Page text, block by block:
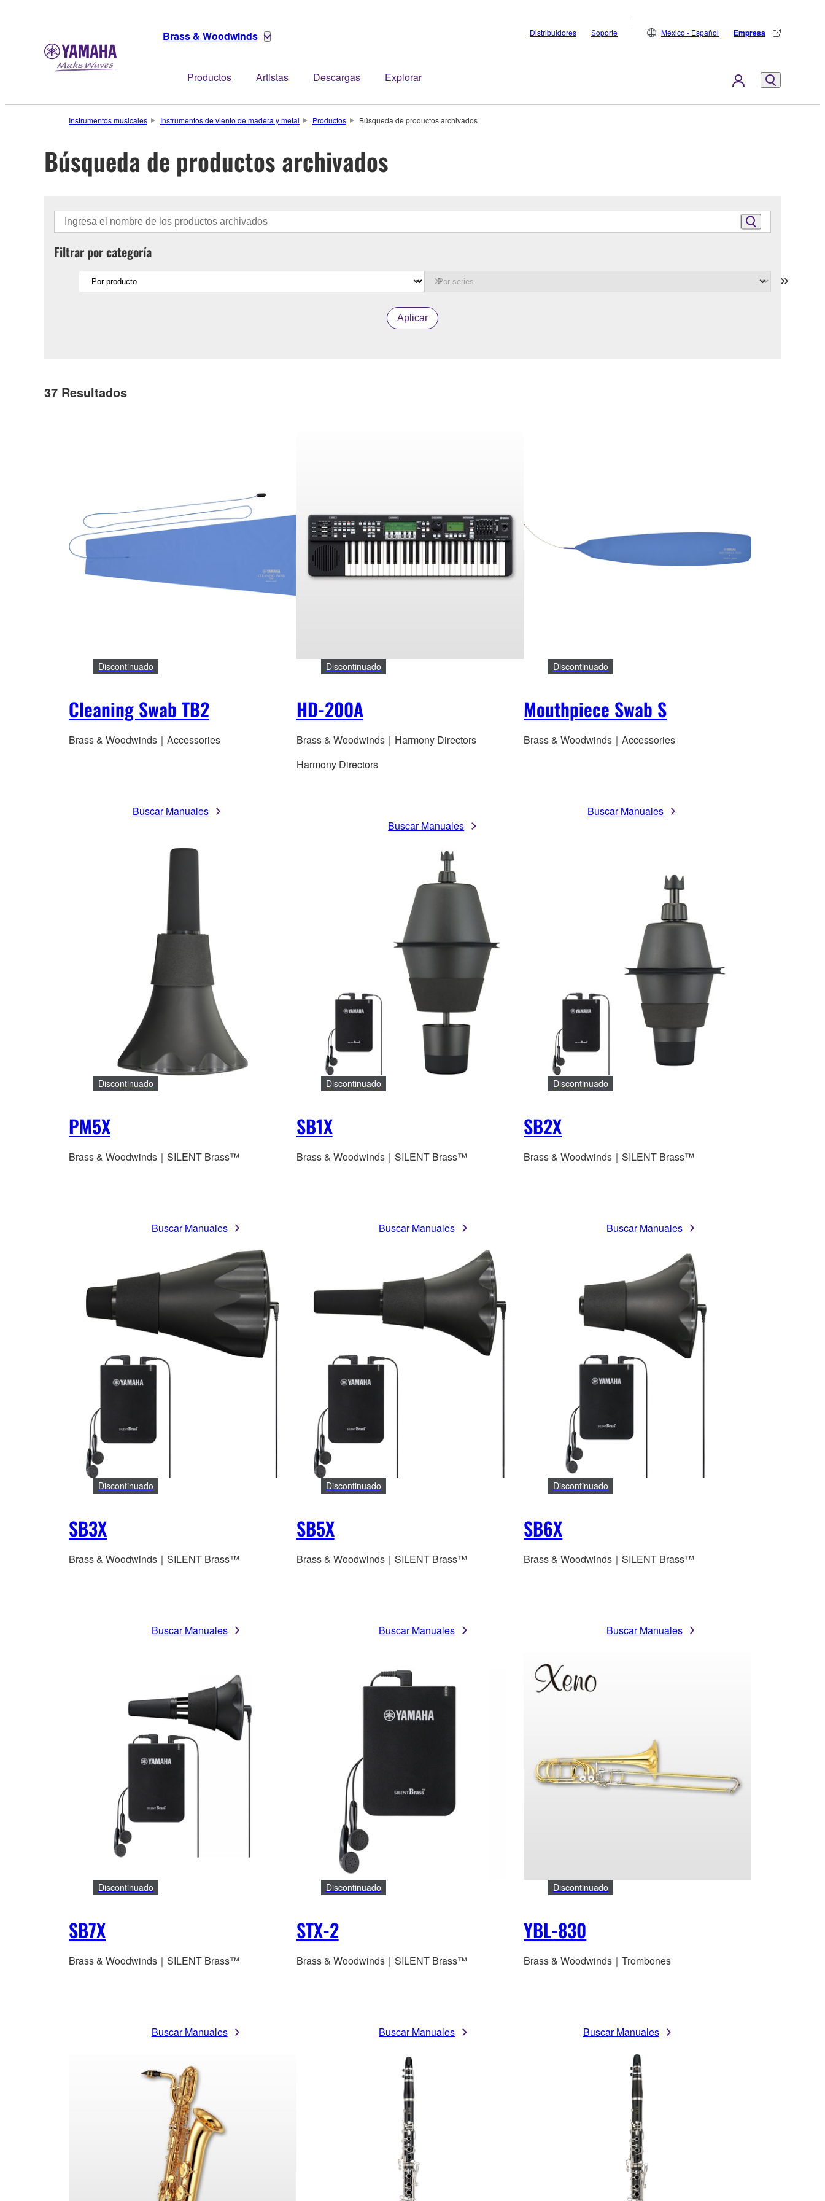
Brass & Woodwinds
Productos Artistas Descargas Explorar
Distribuidores Soporte México - Español Empresa
Instrumentos musicales Instrumentos de viento de madera y metal Productos Búsqueda de productos archivados
Búsqueda de productos archivados
Filtrar por categoría
Aplicar
37 Resultados
Cleaning Swab TB2
Discontinuado
Brass & Woodwinds｜Accessories
Buscar Manuales
HD-200A
Discontinuado
Brass & Woodwinds｜Harmony Directors
Harmony Directors
Buscar Manuales
Mouthpiece Swab S
Discontinuado
Brass & Woodwinds｜Accessories
Buscar Manuales
PM5X
Discontinuado
Brass & Woodwinds｜SILENT Brass™
Buscar Manuales
SB1X
Discontinuado
Brass & Woodwinds｜SILENT Brass™
Buscar Manuales
SB2X
Discontinuado
Brass & Woodwinds｜SILENT Brass™
Buscar Manuales
SB3X
Discontinuado
Brass & Woodwinds｜SILENT Brass™
Buscar Manuales
SB5X
Discontinuado
Brass & Woodwinds｜SILENT Brass™
Buscar Manuales
SB6X
Discontinuado
Brass & Woodwinds｜SILENT Brass™
Buscar Manuales
SB7X
Discontinuado
Brass & Woodwinds｜SILENT Brass™
Buscar Manuales
STX-2
Discontinuado
Brass & Woodwinds｜SILENT Brass™
Buscar Manuales
YBL-830
Discontinuado
Brass & Woodwinds｜Trombones
Buscar Manuales